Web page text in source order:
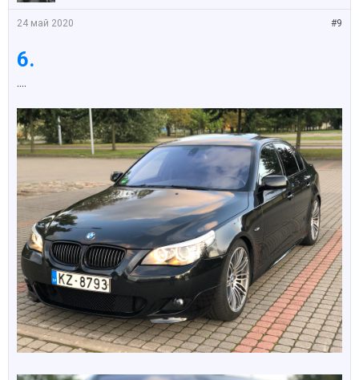
#9
24 май 2020
6.
....